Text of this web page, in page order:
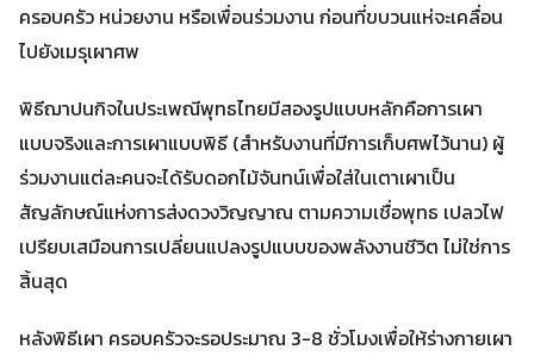
ครอบครัว หน่วยงาน หรือเพื่อนร่วมงาน ก่อนที่ขบวนแห่จะเคลื่อน
ไปยังเมรุเผาศพ
พิธีฌาปนกิจในประเพณีพุทธไทยมีสองรูปแบบหลักคือการเผา
แบบจริงและการเผาแบบพิธี (สำหรับงานที่มีการเก็บศพไว้นาน) ผู้
ร่วมงานแต่ละคนจะได้รับดอกไม้จันทน์เพื่อใส่ในเตาเผาเป็น
สัญลักษณ์แห่งการส่งดวงวิญญาณ ตามความเชื่อพุทธ เปลวไฟ
เปรียบเสมือนการเปลี่ยนแปลงรูปแบบของพลังงานชีวิต ไม่ใช่การ
สิ้นสุด
หลังพิธีเผา ครอบครัวจะรอประมาณ 3-8 ชั่วโมงเพื่อให้ร่างกายเผา